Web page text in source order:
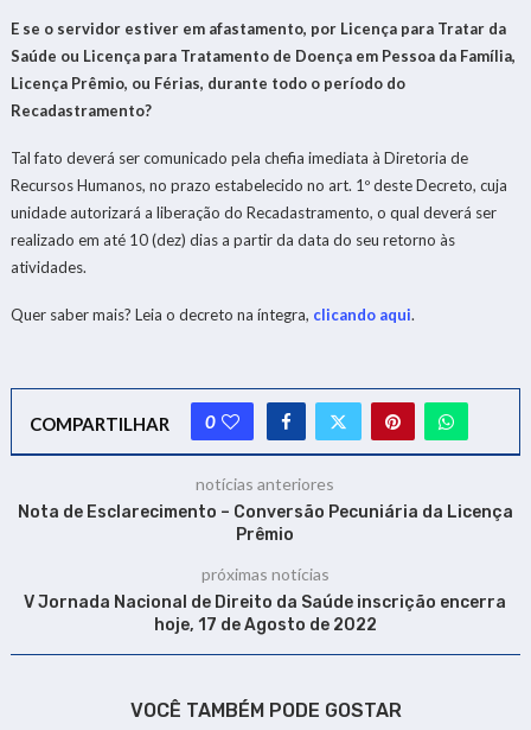
E se o servidor estiver em afastamento, por Licença para Tratar da
Saúde ou Licença para Tratamento de Doença em Pessoa da Família,
Licença Prêmio, ou Férias, durante todo o período do
Recadastramento?
Tal fato deverá ser comunicado pela chefia imediata à Diretoria de
Recursos Humanos, no prazo estabelecido no art. 1º deste Decreto, cuja
unidade autorizará a liberação do Recadastramento, o qual deverá ser
realizado em até 10 (dez) dias a partir da data do seu retorno às
atividades.
Quer saber mais? Leia o decreto na íntegra, clicando aqui.
COMPARTILHAR 0
notícias anteriores
Nota de Esclarecimento – Conversão Pecuniária da Licença
Prêmio
próximas notícias
V Jornada Nacional de Direito da Saúde inscrição encerra
hoje, 17 de Agosto de 2022
VOCÊ TAMBÉM PODE GOSTAR